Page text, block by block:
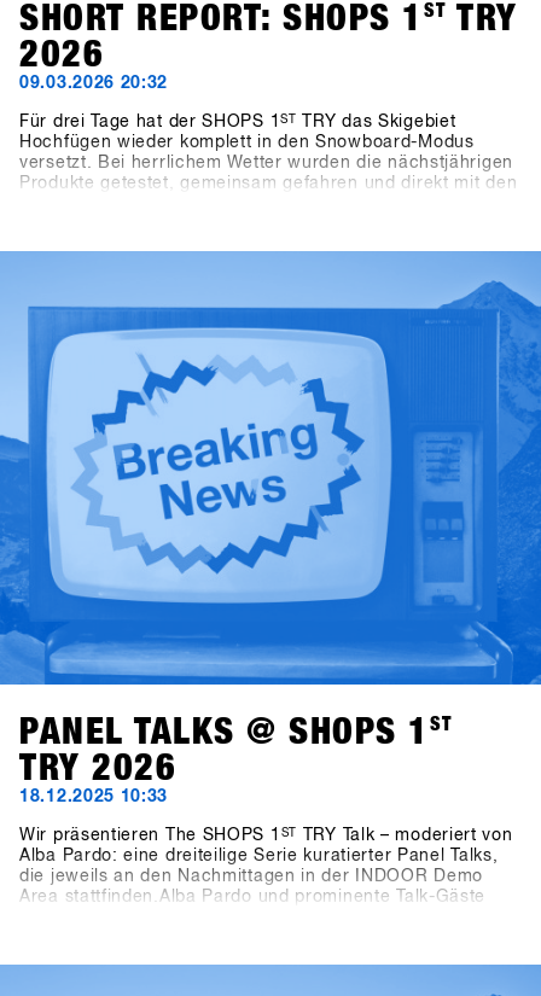
SHORT REPORT: SHOPS 1 ST TRY
2026
09.03.2026 20:32
Für drei Tage hat der SHOPS 1ST
TRY das Skigebiet
Hochfügen wieder komplett in den Snowboard-Modus
versetzt. Bei herrlichem Wetter wurden die nächstjährigen
Produkte getestet, gemeinsam gefahren und direkt mit den
ging es weiter: Bei Pub Games im BAWA, DJ-Sets im Kosis
und entspannten After Shred Gatherings fanden die Tage
gemeinsam ihren Abschluss.Insgesamt kamen 1.461
Teilnehmende aus über 30 Ländern zusammen, darunter
265 Shops.Die SHOPS 1st TRY History Gallery zeigt die
Highlights.Vom 17. bis 19. Januar 2027 kehrt SHOPS 1
TRY nach Hochfügen zurück.
PANEL TALKS @ SHOPS 1 ST
TRY 2026
18.12.2025 10:33
Wir präsentieren The SHOPS 1 ST
TRY Talk – moderiert von
Alba Pardo: eine dreiteilige Serie kuratierter Panel Talks,
die jeweils an den Nachmittagen in der INDOOR Demo
Area stattfinden.Alba Pardo und prominente Talk-Gäste